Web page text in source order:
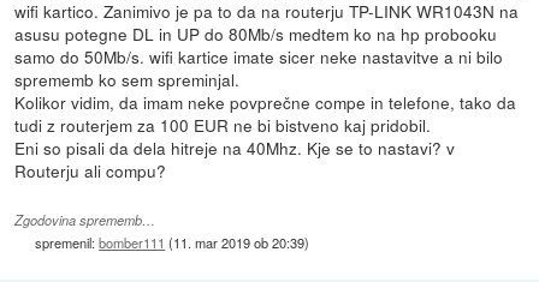
wifi kartico. Zanimivo je pa to da na routerju TP-LINK WR1043N na
asusu potegne DL in UP do 80Mb/s medtem ko na hp probooku
samo do 50Mb/s. wifi kartice imate sicer neke nastavitve a ni bilo
sprememb ko sem spreminjal.
Kolikor vidim, da imam neke povprečne compe in telefone, tako da
tudi z routerjem za 100 EUR ne bi bistveno kaj pridobil.
Eni so pisali da dela hitreje na 40Mhz. Kje se to nastavi? v
Routerju ali compu?
Zgodovina sprememb…
spremenil:bomber111 (11. mar 2019 ob 20:39)